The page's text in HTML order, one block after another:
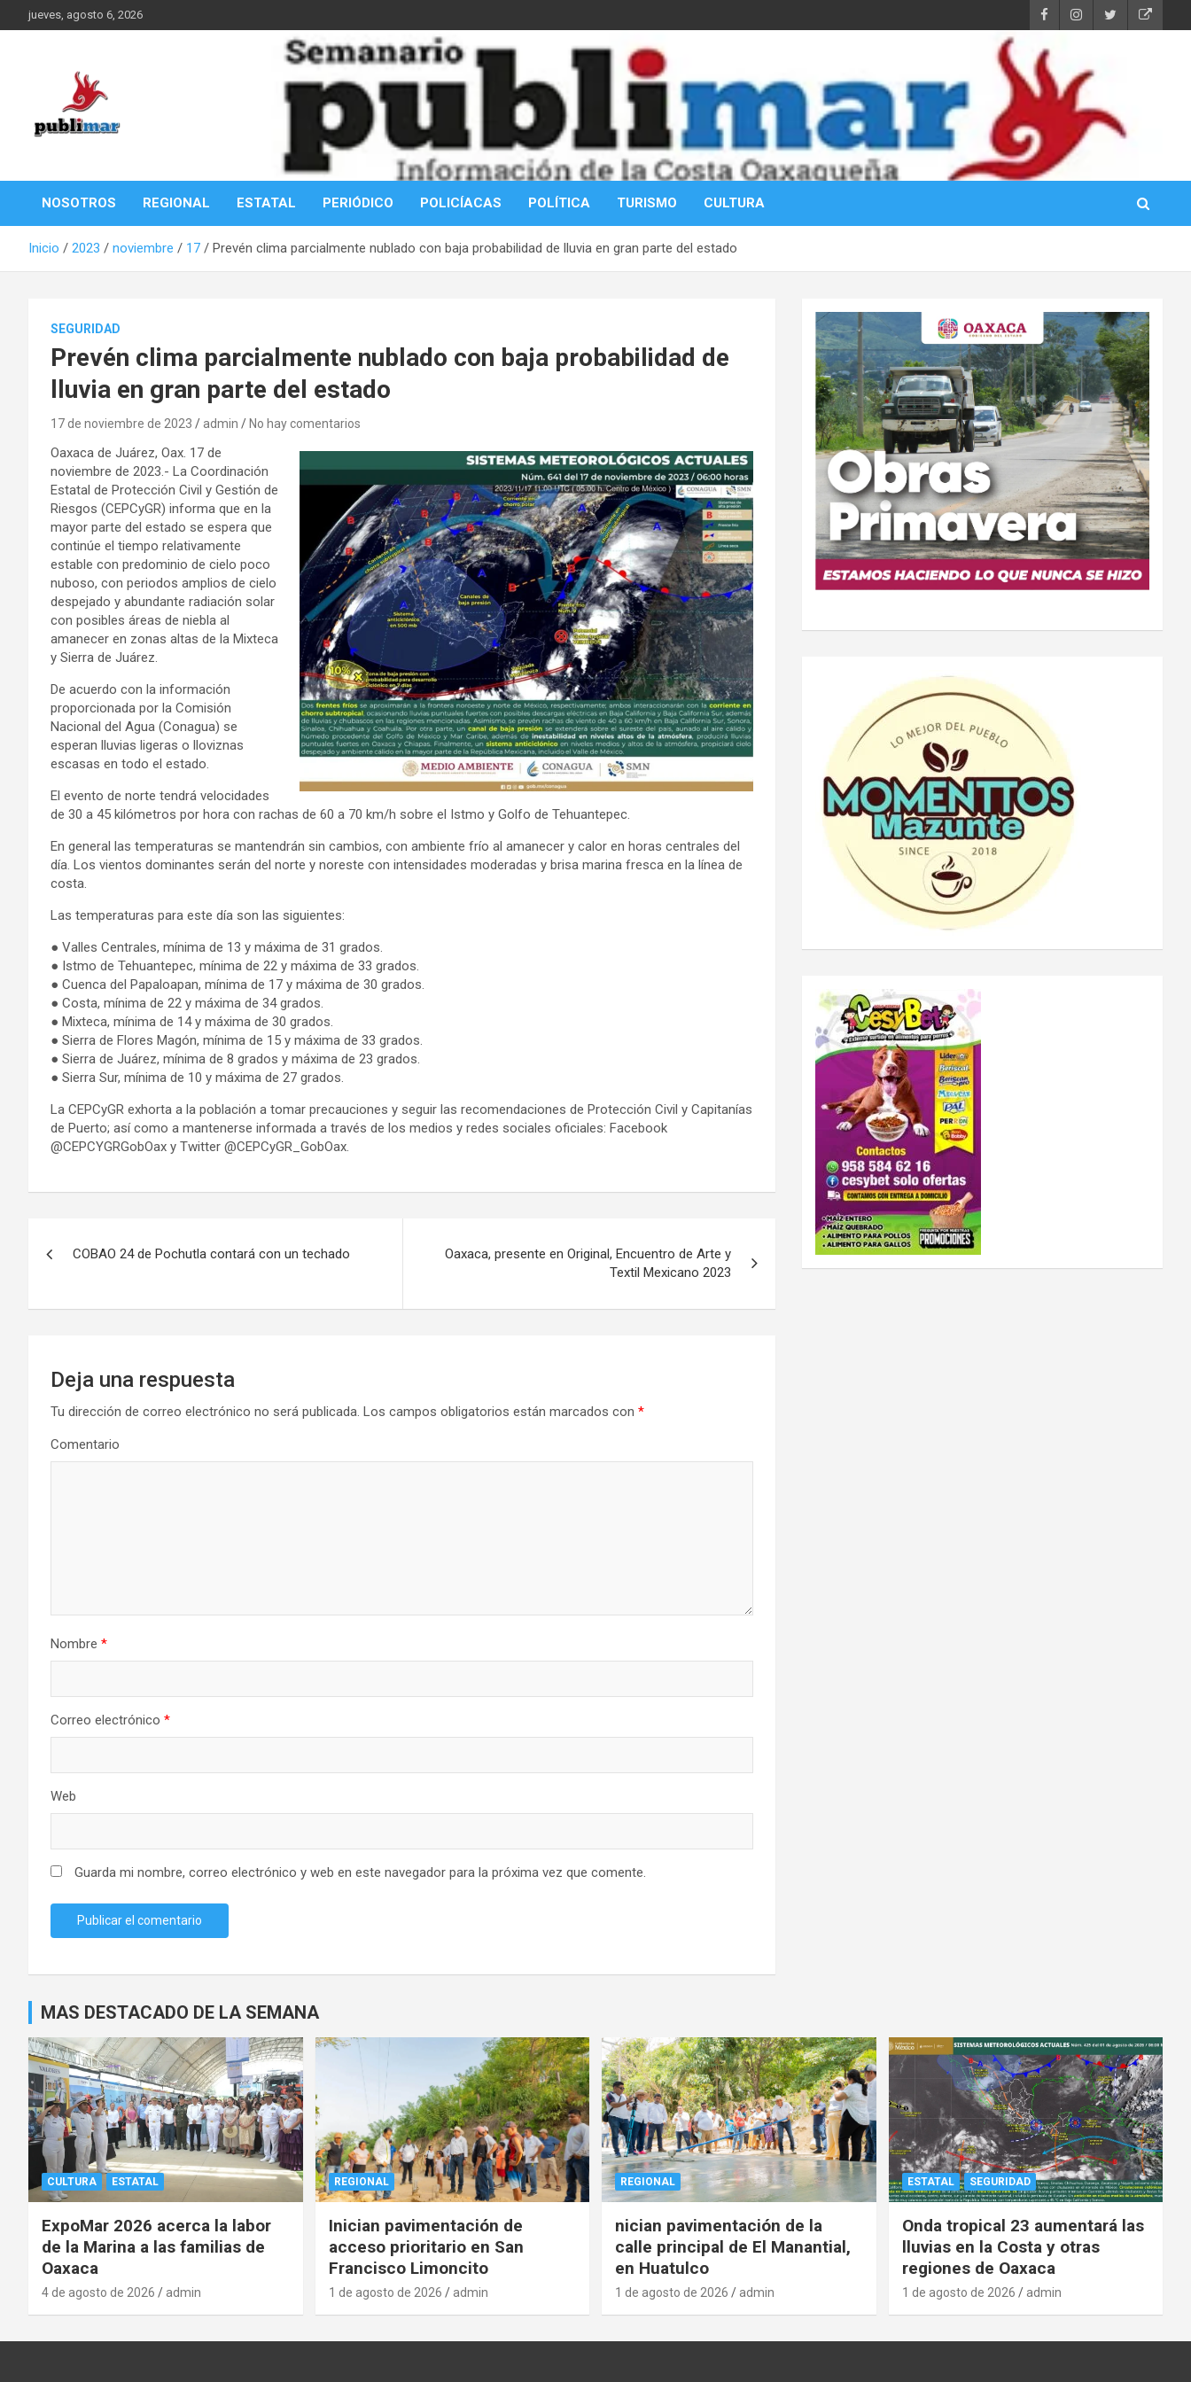
Saltar
al
jueves, agosto 6, 2026
PubliMar
NOSOTROS REGIONAL ESTATAL PERIÓDICO POLICÍACAS POLÍTICA TURISMO CULTURA
Inicio 2023 noviembre 17 Prevén clima parcialmente nublado con baja probabilidad de lluvia en gran parte del estado
SEGURIDAD
Prevén clima parcialmente nublado con baja probabilidad de
lluvia en gran parte del estado
17 de noviembre de 2023 admin No hay comentarios
Oaxaca de Juárez, Oax. 17 de
noviembre de 2023.- La Coordinación
Estatal de Protección Civil y Gestión de
Riesgos (CEPCyGR) informa que en la
mayor parte del estado se espera que
continúe el tiempo relativamente
estable con predominio de cielo poco
nuboso, con periodos amplios de cielo
despejado y abundante radiación solar
con posibles áreas de niebla al
amanecer en zonas altas de la Mixteca
y Sierra de Juárez.
De acuerdo con la información
proporcionada por la Comisión
Nacional del Agua (Conagua) se
esperan lluvias ligeras o lloviznas
escasas en todo el estado.
El evento de norte tendrá velocidades
de 30 a 45 kilómetros por hora con rachas de 60 a 70 km/h sobre el Istmo y Golfo de Tehuantepec.
En general las temperaturas se mantendrán sin cambios, con ambiente frío al amanecer y calor en horas centrales del
día. Los vientos dominantes serán del norte y noreste con intensidades moderadas y brisa marina fresca en la línea de
costa.
Las temperaturas para este día son las siguientes:
● Valles Centrales, mínima de 13 y máxima de 31 grados.
● Istmo de Tehuantepec, mínima de 22 y máxima de 33 grados.
● Cuenca del Papaloapan, mínima de 17 y máxima de 30 grados.
● Costa, mínima de 22 y máxima de 34 grados.
● Mixteca, mínima de 14 y máxima de 30 grados.
● Sierra de Flores Magón, mínima de 15 y máxima de 33 grados.
● Sierra de Juárez, mínima de 8 grados y máxima de 23 grados.
● Sierra Sur, mínima de 10 y máxima de 27 grados.
La CEPCyGR exhorta a la población a tomar precauciones y seguir las recomendaciones de Protección Civil y Capitanías
de Puerto; así como a mantenerse informada a través de los medios y redes sociales oficiales: Facebook
@CEPCYGRGobOax y Twitter @CEPCyGR_GobOax.
entradas
COBAO 24 de Pochutla contará con un techado
Oaxaca, presente en Original, Encuentro de Arte y
Textil Mexicano 2023
Deja una respuesta
Tu dirección de correo electrónico no será publicada. Los campos obligatorios están marcados con *
Comentario
Nombre *
Correo electrónico *
Web
Guarda mi nombre, correo electrónico y web en este navegador para la próxima vez que comente.
MAS DESTACADO DE LA SEMANA
CULTURA ESTATAL
ExpoMar 2026 acerca la labor
de la Marina a las familias de
Oaxaca
4 de agosto de 2026 admin
REGIONAL
Inician pavimentación de
acceso prioritario en San
Francisco Limoncito
1 de agosto de 2026 admin
REGIONAL
nician pavimentación de la
calle principal de El Manantial,
en Huatulco
1 de agosto de 2026 admin
ESTATAL SEGURIDAD
Onda tropical 23 aumentará las
lluvias en la Costa y otras
regiones de Oaxaca
1 de agosto de 2026 admin